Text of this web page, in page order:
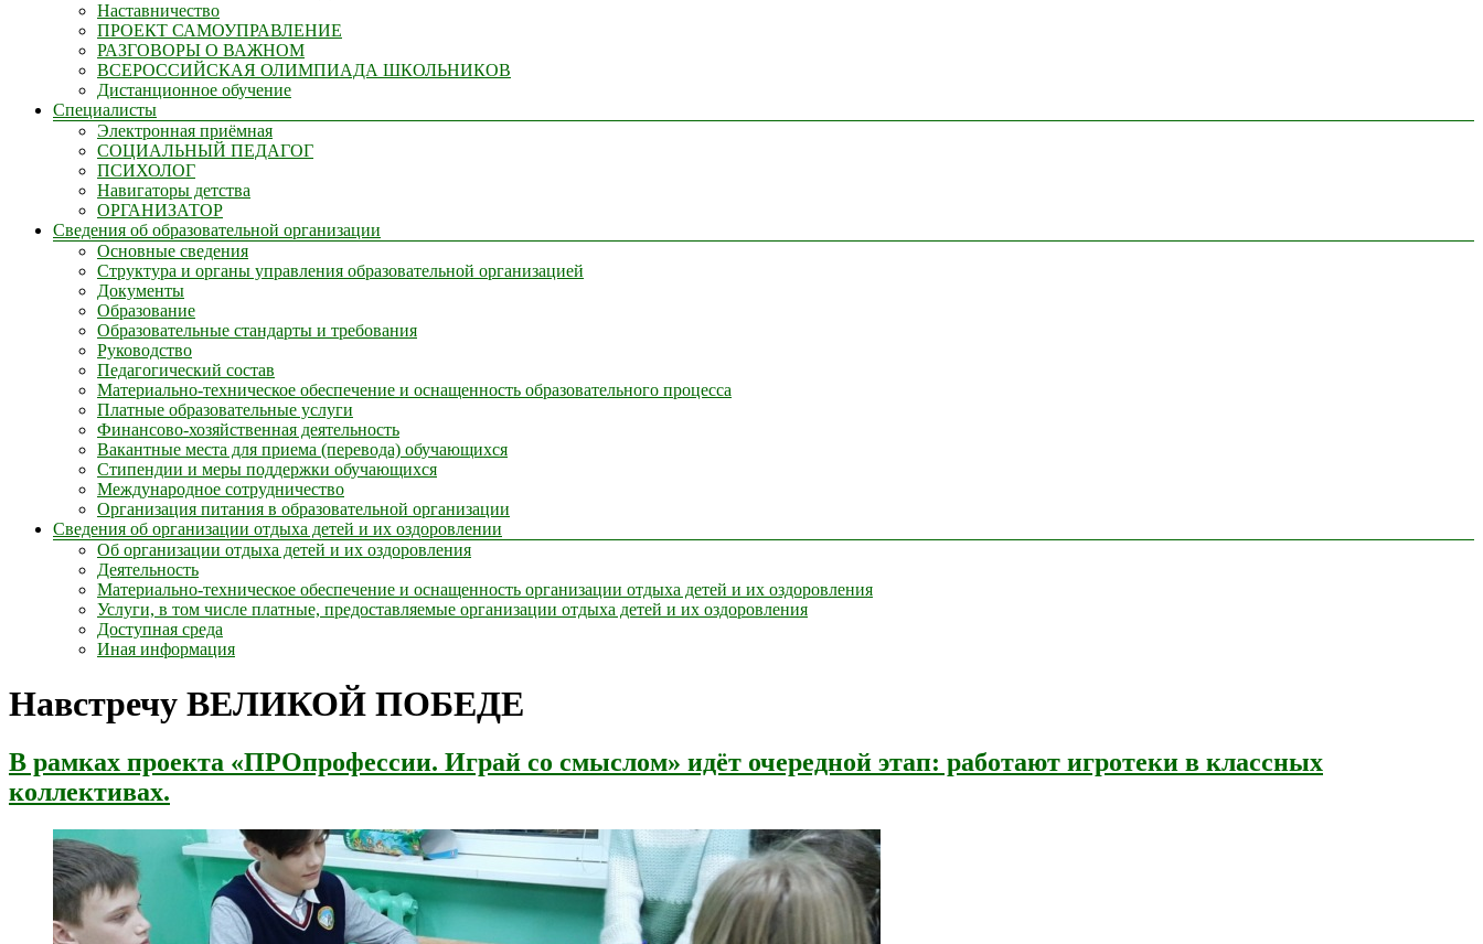
Наставничество
ПРОЕКТ САМОУПРАВЛЕНИЕ
РАЗГОВОРЫ О ВАЖНОМ
ВСЕРОССИЙСКАЯ ОЛИМПИАДА ШКОЛЬНИКОВ
Дистанционное обучение
Специалисты
Электронная приёмная
СОЦИАЛЬНЫЙ ПЕДАГОГ
ПСИХОЛОГ
Навигаторы детства
ОРГАНИЗАТОР
Сведения об образовательной организации
Основные сведения
Структура и органы управления образовательной организацией
Документы
Образование
Образовательные стандарты и требования
Руководство
Педагогический состав
Материально-техническое обеспечение и оснащенность образовательного процесса
Платные образовательные услуги
Финансово-хозяйственная деятельность
Вакантные места для приема (перевода) обучающихся
Стипендии и меры поддержки обучающихся
Международное сотрудничество
Организация питания в образовательной организации
Сведения об организации отдыха детей и их оздоровлении
Об организации отдыха детей и их оздоровления
Деятельность
Материально-техническое обеспечение и оснащенность организации отдыха детей и их оздоровления
Услуги, в том числе платные, предоставляемые организации отдыха детей и их оздоровления
Доступная среда
Иная информация
Навстречу ВЕЛИКОЙ ПОБЕДЕ
В рамках проекта «ПРОпрофессии. Играй со смыслом» идёт очередной этап: работают игротеки в классных
коллективах.